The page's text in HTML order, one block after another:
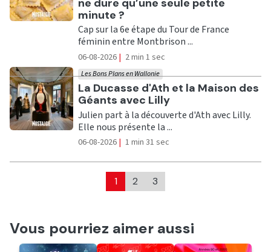
minute ?
Cap sur la 6e étape du Tour de France
féminin entre Montbrison ...
06-08-2026 | 2 min 1 sec
Ecouter
La Ducasse d'Ath et la Maison des
Géants avec Lilly
Les Bons Plans en Wallonie
Julien part à la découverte d'Ath avec Lilly.
Elle nous présente la ...
06-08-2026 | 1 min 31 sec
1 2 3
Vous pourriez aimer aussi